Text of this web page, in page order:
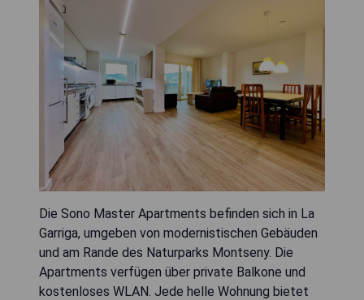
Die Sono Master Apartments befinden sich in La
Garriga, umgeben von modernistischen Gebäuden
und am Rande des Naturparks Montseny. Die
Apartments verfügen über private Balkone und
kostenloses WLAN. Jede helle Wohnung bietet